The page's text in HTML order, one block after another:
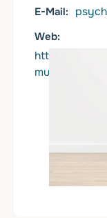
E-Mail
Web
https://
muenster.de/